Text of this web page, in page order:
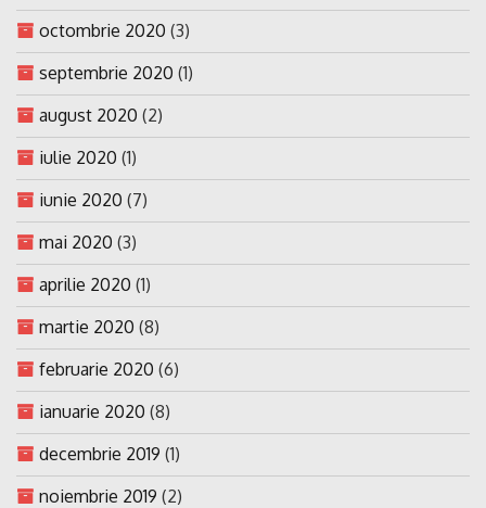
octombrie 2020 (3)
septembrie 2020 (1)
august 2020 (2)
iulie 2020 (1)
iunie 2020 (7)
mai 2020 (3)
aprilie 2020 (1)
martie 2020 (8)
februarie 2020 (6)
ianuarie 2020 (8)
decembrie 2019 (1)
noiembrie 2019 (2)